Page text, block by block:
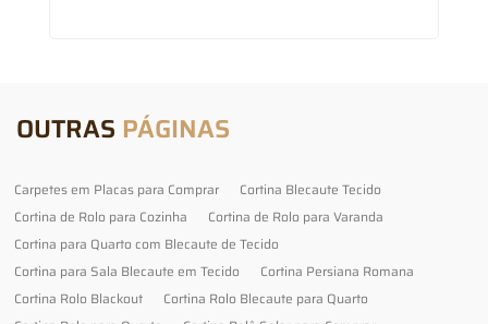
OUTRAS PÁGINAS
Carpetes em Placas para Comprar
Cortina Blecaute Tecido
Cortina de Rolo para Cozinha
Cortina de Rolo para Varanda
Cortina para Quarto com Blecaute de Tecido
Cortina para Sala Blecaute em Tecido
Cortina Persiana Romana
Cortina Rolo Blackout
Cortina Rolo Blecaute para Quarto